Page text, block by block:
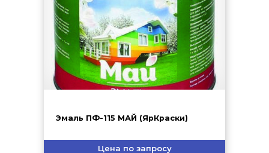
Эмаль ПФ-115 МАЙ (ЯрКраски)
Цена по запросу